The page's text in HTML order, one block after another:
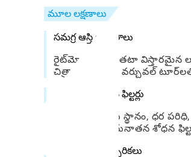
మూల లక్షణాలు
సమగ్ర ఆస్తి జాబితాలు
రైట్‌మోవ్ UK అంతటా విస్తారమైన
చిత్రాలు మరియు వర్చువల్
అధునాతన శోధన ఫిల్టర్లు
వినియోగదారులు స్థానం, ధర
తగ్గించడానికి అధునాతన శోధన
రియల్ టైమ్ హెచ్చరికలు